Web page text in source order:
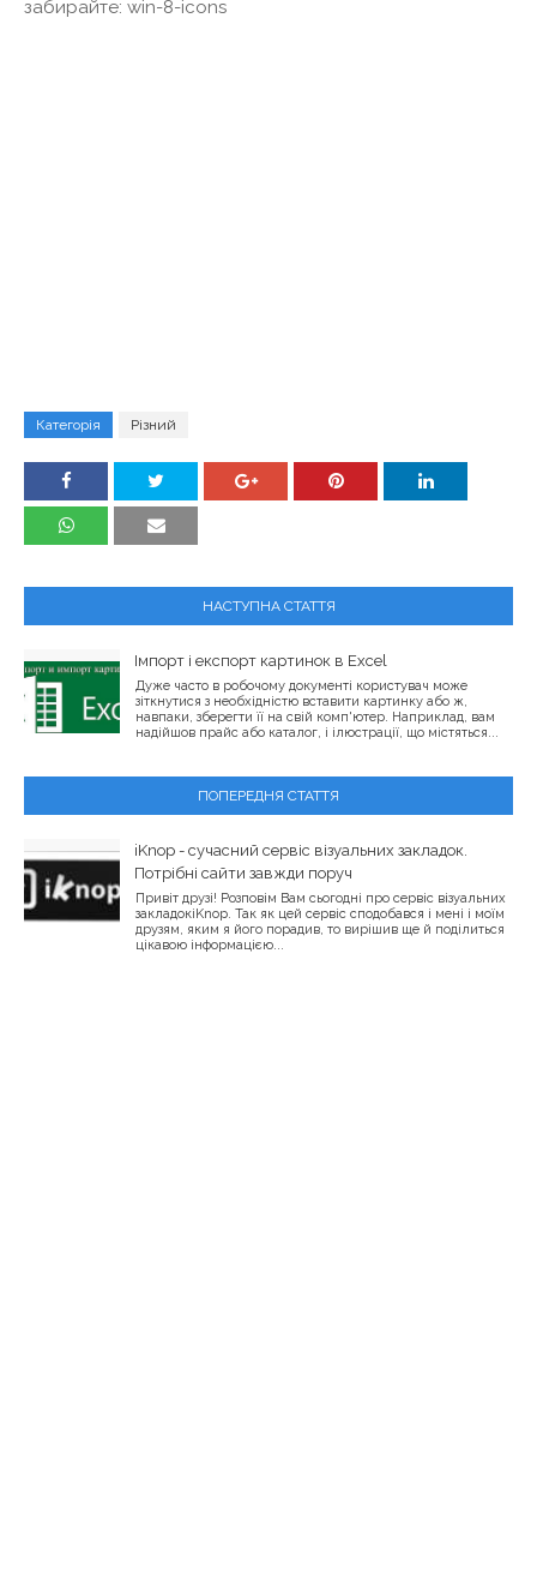
забирайте: win-8-icons
Категорія Різний
НАСТУПНА СТАТТЯ
Імпорт і експорт картинок в Excel
Дуже часто в робочому документі користувач може
зіткнутися з необхідністю вставити картинку або ж,
навпаки, зберегти її на свій комп'ютер. Наприклад, вам
надійшов прайс або каталог, і ілюстрації, що містяться...
ПОПЕРЕДНЯ СТАТТЯ
iKnop - сучасний сервіс візуальних закладок.
Потрібні сайти завжди поруч
Привіт друзі! Розповім Вам сьогодні про сервіс візуальних
закладокiKnop. Так як цей сервіс сподобався і мені і моїм
друзям, яким я його порадив, то вирішив ще й поділиться
цікавою інформацією...